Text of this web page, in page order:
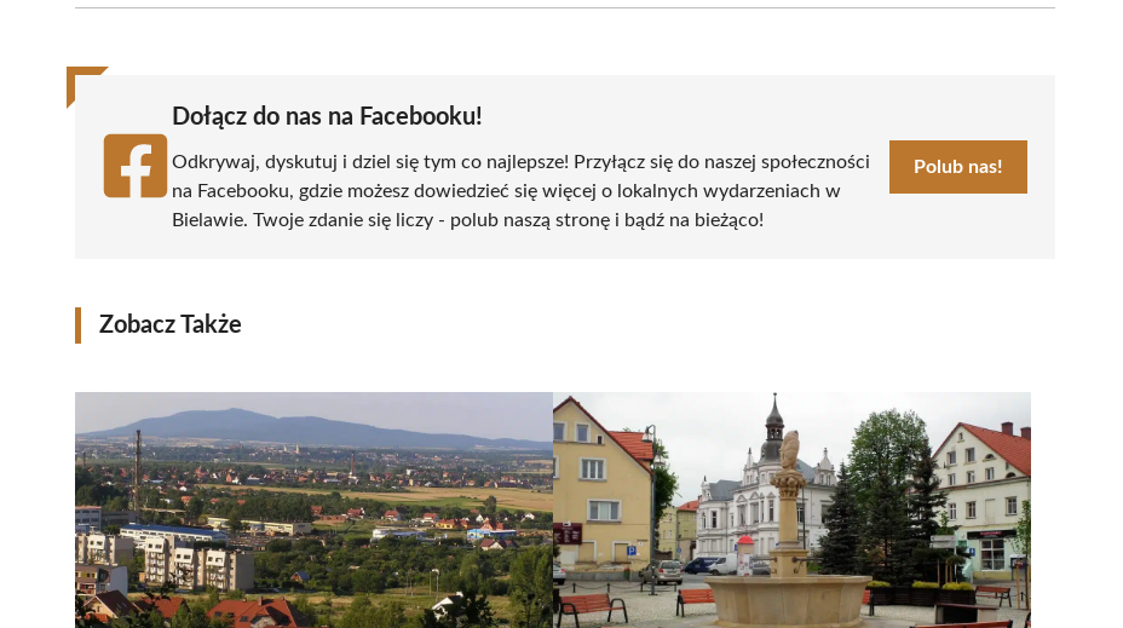
(Twitter)
Dołącz do nas na Facebooku!
Odkrywaj, dyskutuj i dziel się tym co najlepsze! Przyłącz się do naszej społeczności
na Facebooku, gdzie możesz dowiedzieć się więcej o lokalnych wydarzeniach w
Bielawie. Twoje zdanie się liczy - polub naszą stronę i bądź na bieżąco!
Polub nas!
Zobacz Także